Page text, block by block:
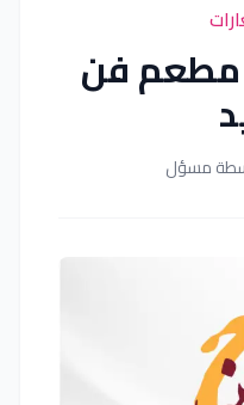
مطعم فن
مسؤل